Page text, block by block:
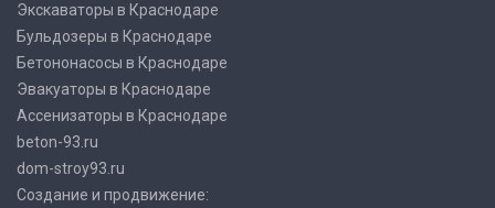
Экскаваторы в Краснодаре
Бульдозеры в Краснодаре
Бетононасосы в Краснодаре
Эвакуаторы в Краснодаре
Ассенизаторы в Краснодаре
beton-93.ru
dom-stroy93.ru
Создание и продвижение: